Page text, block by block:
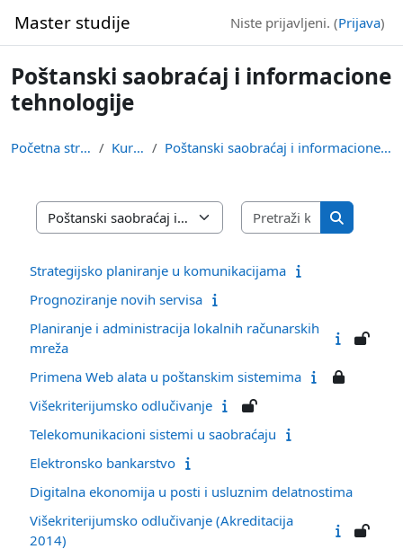
Master studije Niste prijavljeni. (Prijava)
Poštanski saobraćaj i informacione
tehnologije
Početna stranica Kursevi Poštanski saobraćaj i informacione tehnologije
Kategorije kurseva
Pretraži
Pretraži
Strategijsko planiranje u komunikacijama
Prognoziranje novih servisa
Planiranje i administracija lokalnih računarskih
mreža
Primena Web alata u poštanskim sistemima
Višekriterijumsko odlučivanje
Telekomunikacioni sistemi u saobraćaju
Elektronsko bankarstvo
Digitalna ekonomija u posti i usluznim delatnostima
Višekriterijumsko odlučivanje (Akreditacija
2014)